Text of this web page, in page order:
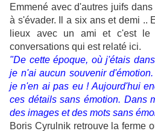
Emmené avec d'autres juifs
à s'évader. Il a six ans et demi ..
lieux avec un ami et c'est le
conversations qui est relaté ici.
"De cette époque, où j'étais
je n'ai aucun souvenir
je n'en ai pas eu ! Aujourd'hui
ces détails sans émotion. Dans
des images et des mots sans
Boris Cyrulnik retrouve la ferme